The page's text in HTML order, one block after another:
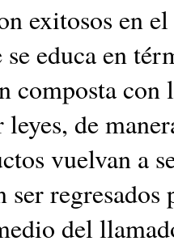
exitosos en
educa en
composta con
de
vuelvan a
ser
del